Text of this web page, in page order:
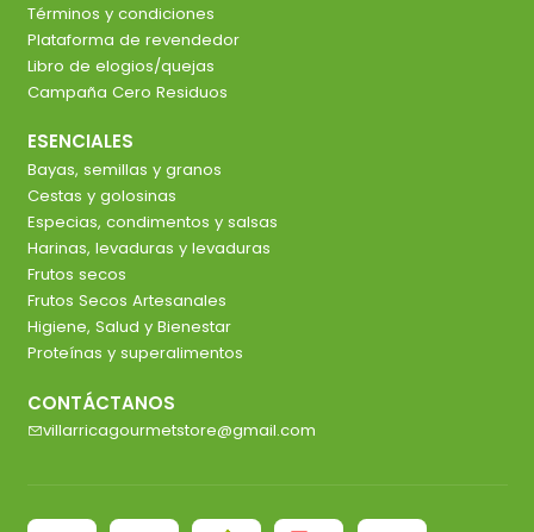
Términos y condiciones
Plataforma de revendedor
Libro de elogios/quejas
Campaña Cero Residuos
ESENCIALES
Bayas, semillas y granos
Cestas y golosinas
Especias, condimentos y salsas
Harinas, levaduras y levaduras
Frutos secos
Frutos Secos Artesanales
Higiene, Salud y Bienestar
Proteínas y superalimentos
CONTÁCTANOS
villarricagourmetstore@gmail.com